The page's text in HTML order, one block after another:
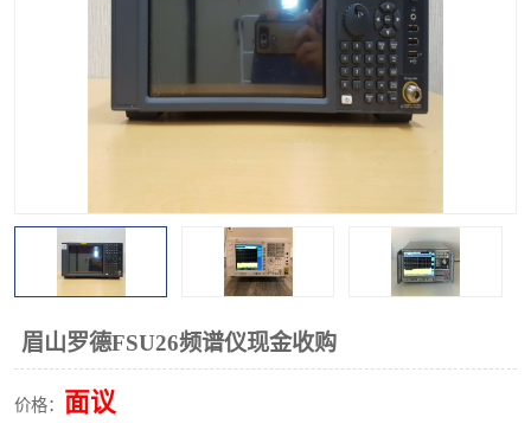
眉山罗德FSU26频谱仪现金收购
价格： 面议
数据采集仪
数字源表 数字源表
示波器 直流电源
阻抗分析仪 LCR电桥
频率计 无线测试仪
静电计